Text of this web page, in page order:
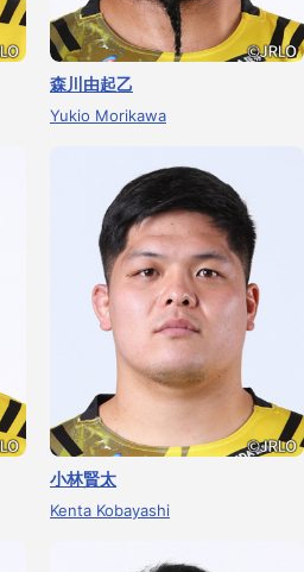
森川由起乙
Yukio Morikawa
小林賢太
Kenta Kobayashi